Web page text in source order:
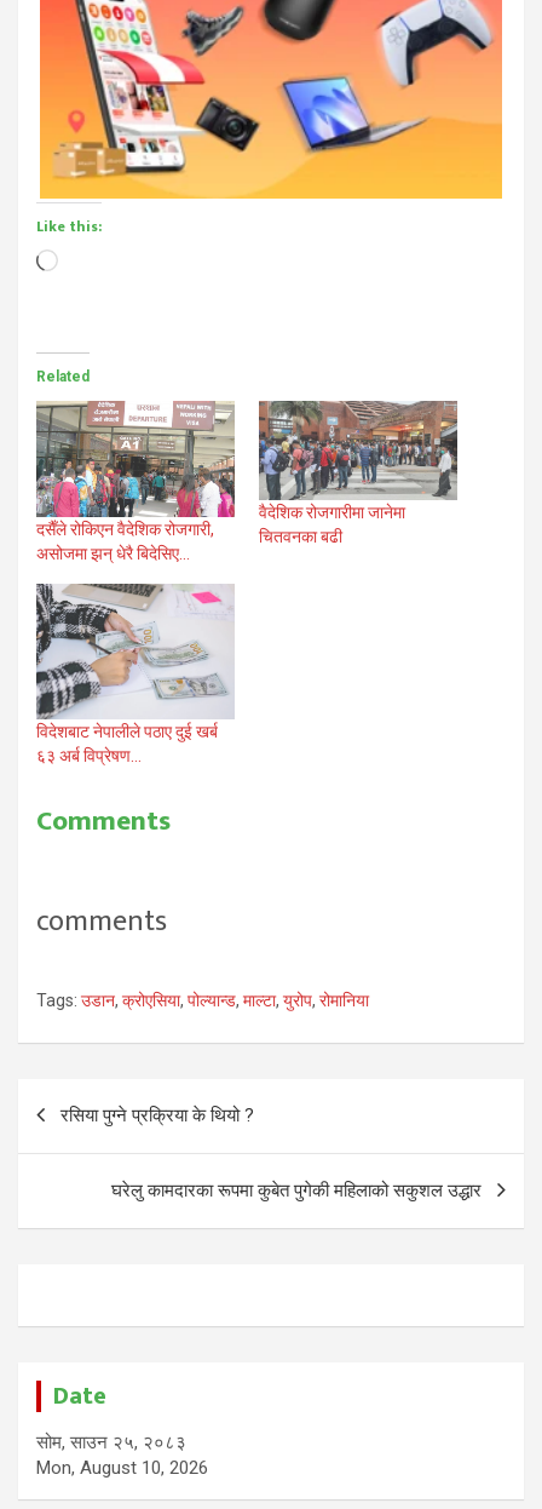
Like this:
Loading…
Related
दसैँले रोकिएन वैदेशिक रोजगारी,
असोजमा झन् धेरै बिदेसिए…
वैदेशिक रोजगारीमा जानेमा
चितवनका बढी
विदेशबाट नेपालीले पठाए दुई खर्ब
६३ अर्ब विप्रेषण…
Comments
comments
Tags: उडान, क्रोएसिया, पोल्यान्ड, माल्टा, युरोप, रोमानिया
Post
navigation
रसिया पुग्ने प्रक्रिया के थियो ?
घरेलु कामदारका रूपमा कुबेत पुगेकी महिलाको सकुशल उद्धार
Date
सोम, साउन २५, २०८३
Mon, August 10, 2026